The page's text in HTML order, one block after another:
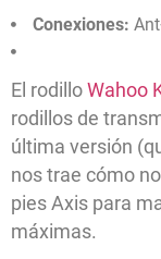
Conexiones:
El rodillo Wahoo
rodillos de
última versión
nos trae cómo
pies Axis para
máximas.